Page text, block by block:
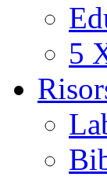
5